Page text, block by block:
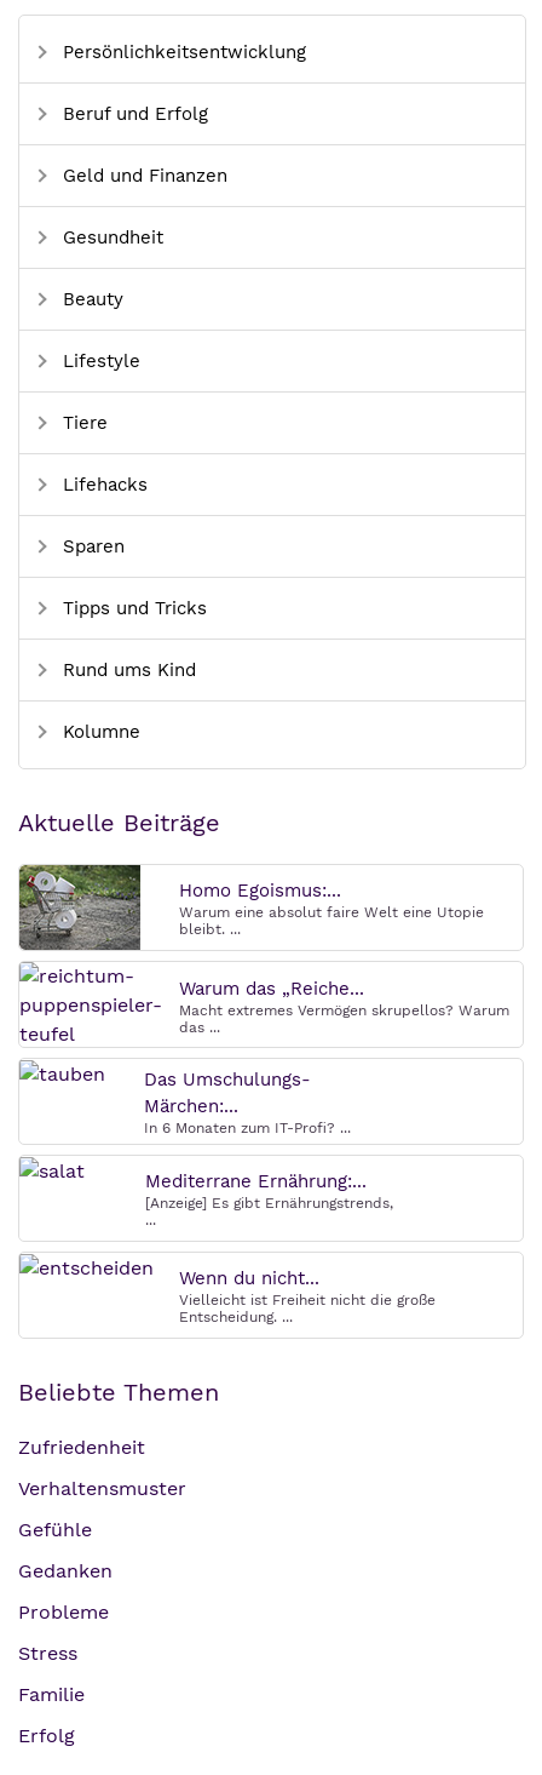
Persönlichkeitsentwicklung
Beruf und Erfolg
Geld und Finanzen
Gesundheit
Beauty
Lifestyle
Tiere
Lifehacks
Sparen
Tipps und Tricks
Rund ums Kind
Kolumne
Aktuelle Beiträge
Homo Egoismus:...
Warum eine absolut faire Welt eine Utopie
bleibt. ...
Warum das „Reiche...
Macht extremes Vermögen skrupellos? Warum
das ...
Das Umschulungs-
Märchen:...
In 6 Monaten zum IT-Profi? ...
Mediterrane Ernährung:...
[Anzeige] Es gibt Ernährungstrends,
...
Wenn du nicht...
Vielleicht ist Freiheit nicht die große
Entscheidung. ...
Beliebte Themen
Zufriedenheit
Verhaltensmuster
Gefühle
Gedanken
Probleme
Stress
Familie
Erfolg